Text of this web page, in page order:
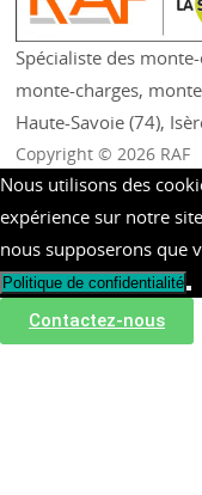
Spécialiste des
monte-charges,
Haute-Savoie (74),
Copyright © 2026 RAF
Nous utilisons des
expérience sur notre
nous supposerons que
Politique de confidentialité
Contactez-nous